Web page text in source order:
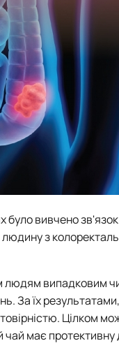
вивчено
з
випадковим
За їх
Цілком
має протективну